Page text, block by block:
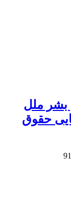
بشر ملل
حقوق